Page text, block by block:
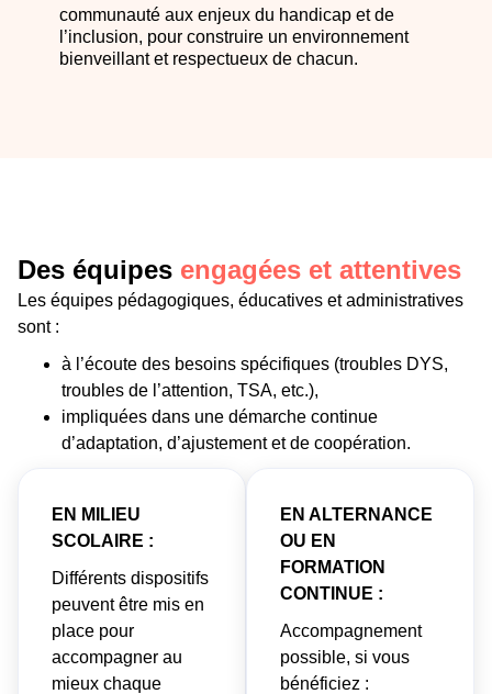
communauté aux enjeux du handicap et de
l’inclusion, pour construire un environnement
bienveillant et respectueux de chacun.
Des équipes engagées et attentives
Les équipes pédagogiques, éducatives et administratives
sont :
à l’écoute des besoins spécifiques (troubles DYS,
troubles de l’attention, TSA, etc.),
impliquées dans une démarche continue
d’adaptation, d’ajustement et de coopération.
EN MILIEU
SCOLAIRE :
Différents dispositifs
peuvent être mis en
place pour
accompagner au
mieux chaque
EN ALTERNANCE
OU EN
FORMATION
CONTINUE :
Accompagnement
possible, si vous
bénéficiez :